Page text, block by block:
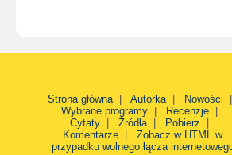
Strona główna| Autorka| Nowości
Wybrane programy
Recenzje
Cytaty
Źródła| Pobierz
Komentarze
Zobacz w HTML w
przypadku wolnego łącza